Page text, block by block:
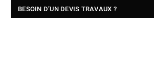
BESOIN D’UN DEVIS TRAVAUX ?